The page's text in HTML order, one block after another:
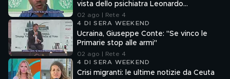
vista dello psichiatra Leonardo
Mendolicchio
02 ago | Rete 4
4 DI SERA WEEKEND
Ucraina, Giuseppe Conte: "Se vinco le
Primarie stop alle armi"
02 ago | Rete 4
4 DI SERA WEEKEND
Crisi migranti: le ultime notizie da Ceuta